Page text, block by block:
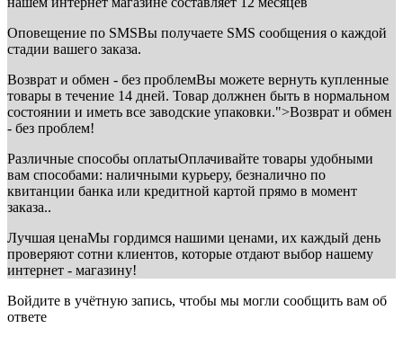
Оповещение по SMSВы получаете SMS сообщения о каждой
стадии вашего заказа.
Возврат и обмен - без проблемВы можете вернуть купленные
товары в течение 14 дней. Товар должнен быть в нормальном
состоянии и иметь все заводские упаковки.">Возврат и обмен
- без проблем!
Различные способы оплатыОплачивайте товары удобными
вам способами: наличными курьеру, безналично по
квитанции банка или кредитной картой прямо в момент
заказа..
Лучшая ценаМы гордимся нашими ценами, их каждый день
проверяют сотни клиентов, которые отдают выбор нашему
интернет - магазину!
Войдите в учётную запись, чтобы мы могли сообщить вам об
ответе